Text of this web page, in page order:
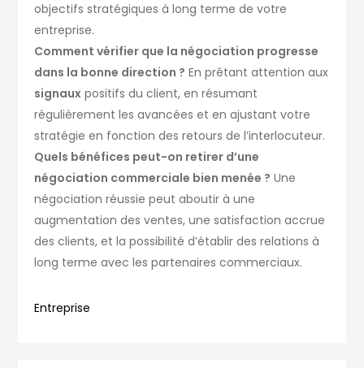
objectifs stratégiques à long terme de votre
entreprise.
Comment vérifier que la négociation progresse
dans la bonne direction ? En prêtant attention aux
signaux positifs du client, en résumant
régulièrement les avancées et en ajustant votre
stratégie en fonction des retours de l’interlocuteur.
Quels bénéfices peut-on retirer d’une
négociation commerciale bien menée ? Une
négociation réussie peut aboutir à une
augmentation des ventes, une satisfaction accrue
des clients, et la possibilité d’établir des relations à
long terme avec les partenaires commerciaux.
Entreprise